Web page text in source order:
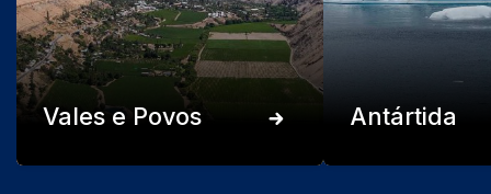
Vales e Povos Antártida